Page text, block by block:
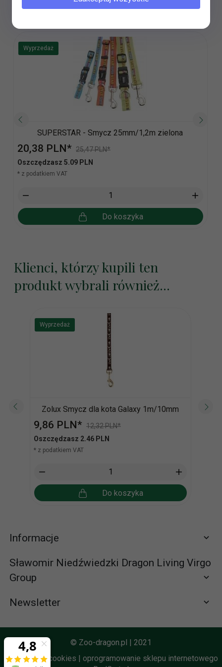
Polecamy
Wyprzedaż
SUPERSTAR - Smycz 25mm/1,2m zielona
20,38 PLN* 25,47 PLN*
Oszczędzasz 5.09 PLN
* z podatkiem VAT
Do koszyka
Klienci, którzy kupili ten
produkt wybrali również...
Wyprzedaż
Zolux Smycz dla kota Galaxy 1m/10mm
9,86 PLN* 12,32 PLN*
Oszczędzasz 2.46 PLN
* z podatkiem VAT
Do koszyka
Informacje
Sławomir Niedźwiedzki Dragon Living Virgo
Group
665065310 (58) 672-65-61
zamowienia@zoo-dragon.pl
Newsletter
© Zoo-dragon.pl | 2021
Informacja o cookies | oprogramowanie sklepu internetowego